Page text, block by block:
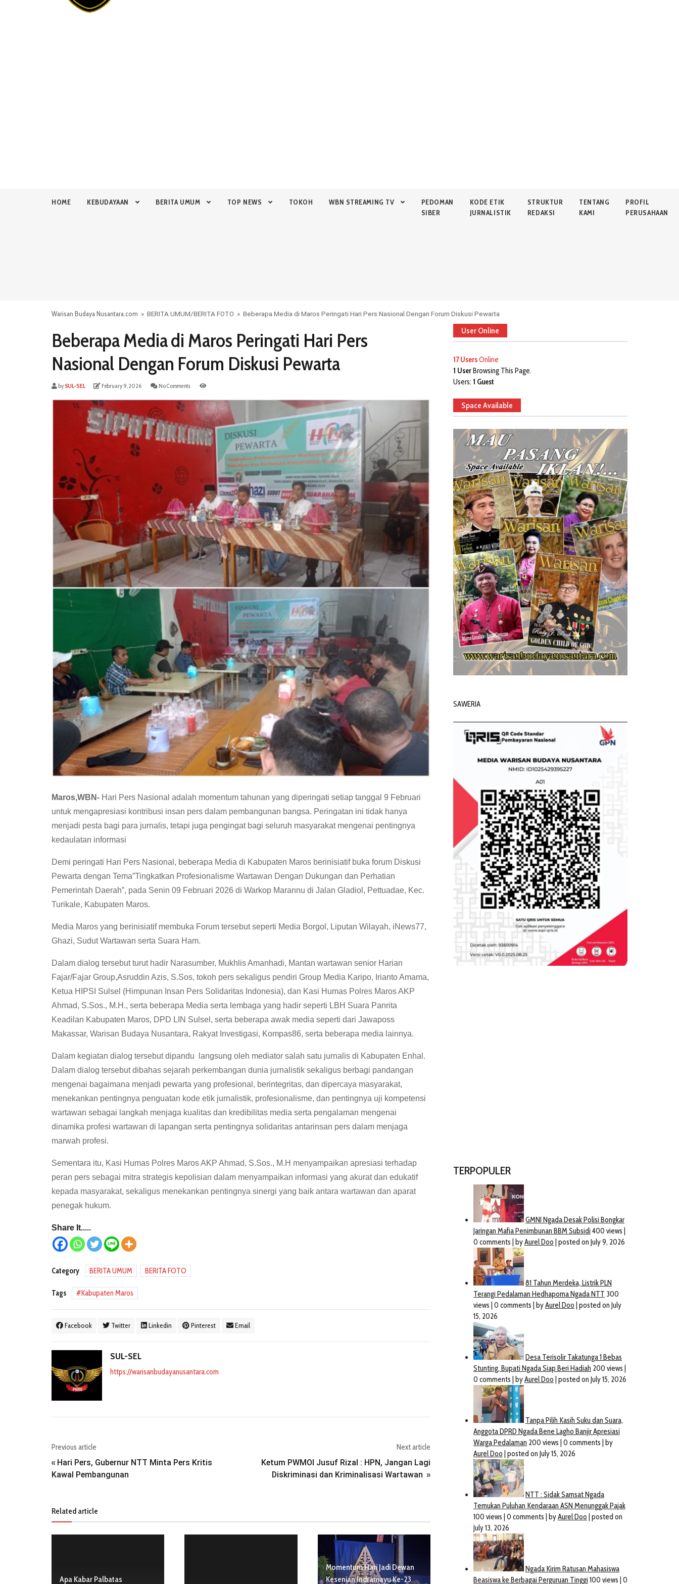
HOME KEBUDAYAAN BERITA UMUM TOP NEWS TOKOH WBN STREAMING TV
PEDOMAN
SIBER
KODE ETIK
JURNALISTIK
STRUKTUR
REDAKSI
TENTANG
KAMI
PROFIL
PERUSAHAAN
Warisan Budaya Nusantara.com » BERITA UMUM/BERITA FOTO » Beberapa Media di Maros Peringati Hari Pers Nasional Dengan Forum Diskusi Pewarta
Beberapa Media di Maros Peringati Hari Pers
Nasional Dengan Forum Diskusi Pewarta
bySUL-SEL February 9, 2026 No Comments
Maros,WBN- Hari Pers Nasional adalah momentum tahunan yang diperingati setiap tanggal 9 Februari
untuk mengapresiasi kontribusi insan pers dalam pembangunan bangsa. Peringatan ini tidak hanya
menjadi pesta bagi para jurnalis, tetapi juga pengingat bagi seluruh masyarakat mengenai pentingnya
kedaulatan informasi
Demi peringati Hari Pers Nasional, beberapa Media di Kabupaten Maros berinisiatif buka forum Diskusi
Pewarta dengan Tema”Tingkatkan Profesionalisme Wartawan Dengan Dukungan dan Perhatian
Pemerintah Daerah”, pada Senin 09 Februari 2026 di Warkop Marannu di Jalan Gladiol, Pettuadae, Kec.
Turikale, Kabupaten Maros.
Media Maros yang berinisiatif membuka Forum tersebut seperti Media Borgol, Liputan Wilayah, iNews77,
Ghazi, Sudut Wartawan serta Suara Ham.
Dalam dialog tersebut turut hadir Narasumber, Mukhlis Amanhadi, Mantan wartawan senior Harian
Fajar/Fajar Group,Asruddin Azis, S.Sos, tokoh pers sekaligus pendiri Group Media Karipo, Irianto Amama,
Ketua HIPSI Sulsel (Himpunan Insan Pers Solidaritas Indonesia), dan Kasi Humas Polres Maros AKP
Ahmad, S.Sos., M.H., serta beberapa Media serta lembaga yang hadir seperti LBH Suara Panrita
Keadilan Kabupaten Maros, DPD LIN Sulsel, serta beberapa awak media seperti dari Jawaposs
Makassar, Warisan Budaya Nusantara, Rakyat Investigasi, Kompas86, serta beberapa media lainnya.
Dalam kegiatan dialog tersebut dipandu langsung oleh mediator salah satu jurnalis di Kabupaten Enhal.
Dalam dialog tersebut dibahas sejarah perkembangan dunia jurnalistik sekaligus berbagi pandangan
mengenai bagaimana menjadi pewarta yang profesional, berintegritas, dan dipercaya masyarakat,
menekankan pentingnya penguatan kode etik jurnalistik, profesionalisme, dan pentingnya uji kompetensi
wartawan sebagai langkah menjaga kualitas dan kredibilitas media serta pengalaman mengenai
dinamika profesi wartawan di lapangan serta pentingnya solidaritas antarinsan pers dalam menjaga
marwah profesi.
Sementara itu, Kasi Humas Polres Maros AKP Ahmad, S.Sos., M.H menyampaikan apresiasi terhadap
peran pers sebagai mitra strategis kepolisian dalam menyampaikan informasi yang akurat dan edukatif
kepada masyarakat, sekaligus menekankan pentingnya sinergi yang baik antara wartawan dan aparat
penegak hukum.
Share It.....
Category BERITA UMUM BERITA FOTO
Tags Kabupaten Maros
Facebook Twitter Linkedin Pinterest Email
SUL-SEL
https://warisanbudayanusantara.com
Previous article
« Hari Pers, Gubernur NTT Minta Pers Kritis
Kawal Pembangunan
Next article
Ketum PWMOI Jusuf Rizal : HPN, Jangan Lagi
Diskriminasi dan Kriminalisasi Wartawan »
Related article
Apa Kabar Palbatas
Momentum Hari Jadi Dewan
Kesenian Indramayu Ke-23
Bagikan 4200 Masker Medis
User Online
17 UsersOnline
1 UserBrowsing This Page.
Users: 1 Guest
Space Available
SAWERIA
TERPOPULER